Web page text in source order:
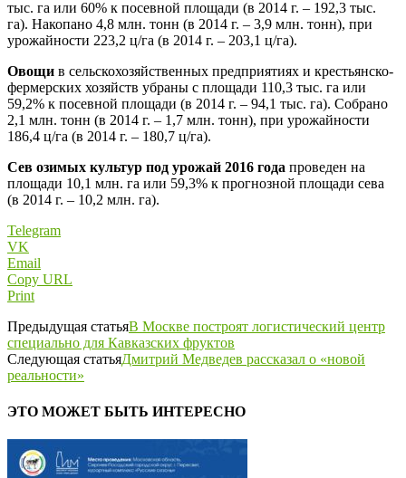
тыс. га или 60% к посевной площади (в 2014 г. – 192,3 тыс.
га). Накопано 4,8 млн. тонн (в 2014 г. – 3,9 млн. тонн), при
урожайности 223,2 ц/га (в 2014 г. – 203,1 ц/га).
Овощи в сельскохозяйственных предприятиях и крестьянско-
фермерских хозяйств убраны с площади 110,3 тыс. га или
59,2% к посевной площади (в 2014 г. – 94,1 тыс. га). Собрано
2,1 млн. тонн (в 2014 г. – 1,7 млн. тонн), при урожайности
186,4 ц/га (в 2014 г. – 180,7 ц/га).
Сев озимых культур под урожай 2016 года проведен на
площади 10,1 млн. га или 59,3% к прогнозной площади сева
(в 2014 г. – 10,2 млн. га).
Telegram
VK
Email
Copy URL
Print
Предыдущая статьяВ Москве построят логистический центр
специально для Кавказских фруктов
Следующая статьяДмитрий Медведев рассказал о «новой
реальности»
ЭТО МОЖЕТ БЫТЬ ИНТЕРЕСНО